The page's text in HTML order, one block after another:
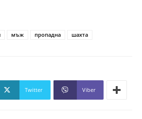
мъж пропадна шахта
Twitter Viber